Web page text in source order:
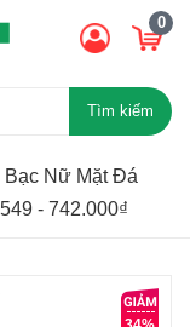
0
Tìm kiếm
Bạc Nữ Mặt Đá
- 742.000₫